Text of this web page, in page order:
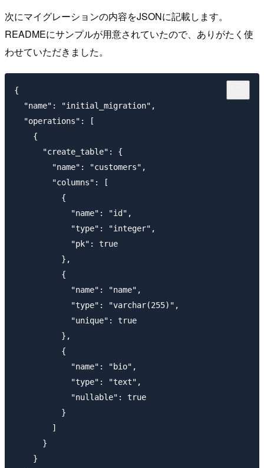
次にマイグレーションの内容をJSONに記載します。
READMEにサンプルが用意されていたので、ありがたく使
わせていただきました。
{
  "name": "initial_migration",
  "operations": [
    {
      "create_table": {
        "name": "customers",
        "columns": [
          {
            "name": "id",
            "type": "integer",
            "pk": true
          },
          {
            "name": "name",
            "type": "varchar(255)",
            "unique": true
          },
          {
            "name": "bio",
            "type": "text",
            "nullable": true
          }
        ]
      }
    }